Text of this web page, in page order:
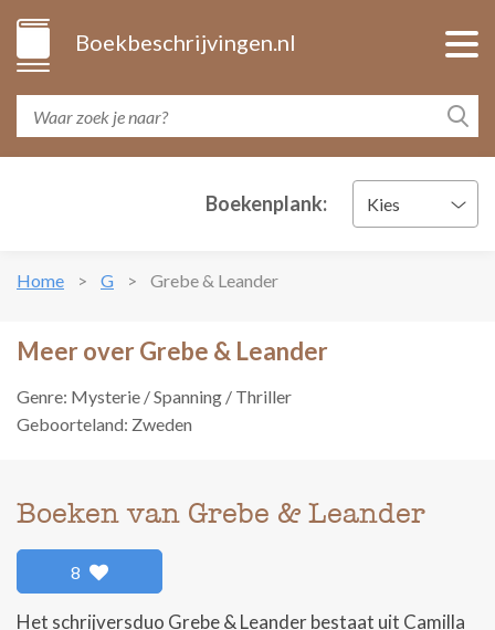
Boekbeschrijvingen.nl
Boekenplank: Kies
Home G Grebe & Leander
Meer over Grebe & Leander
Genre: Mysterie / Spanning / Thriller
Geboorteland: Zweden
Boeken van Grebe & Leander
8
Het schrijversduo Grebe & Leander bestaat uit Camilla